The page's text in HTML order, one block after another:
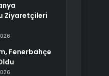
Ziyaretçileri
Fenerbahçe